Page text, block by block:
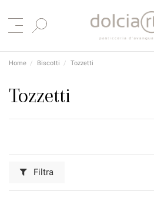
Home Biscotti Tozzetti
Tozzetti
Filtra